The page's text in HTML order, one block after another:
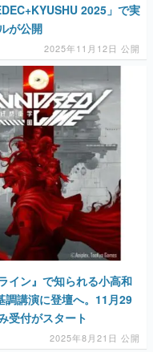
2025」で実
が公開
2025年11月12日 公開
イン』で知られる小高和
調講演に登壇へ。11月29
受付がスタート
2025年8月21日 公開